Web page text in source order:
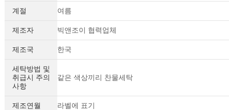
계절 여름
제조자 빅앤조이 협력업체
제조국 한국
세탁방법 및
취급시 주의
사항
같은 색상끼리 찬물세탁
제조연월 라벨에 표기